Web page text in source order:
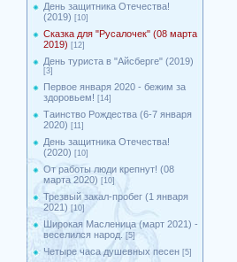
День защитника Отечества!
(2019) [10]
Сказка для "Русалочек" (08 марта
2019) [12]
День туриста в "Айсберге" (2019)
[3]
Первое января 2020 - бежим за
здоровьем! [14]
Таинство Рождества (6-7 января
2020) [11]
День защитника Отечества!
(2020) [10]
От работы люди крепнут! (08
марта 2020) [10]
Трезвый закал-пробег (1 января
2021) [10]
Широкая Масленица (март 2021) -
веселился народ.
[5]
Четыре часа душевных песен [5]